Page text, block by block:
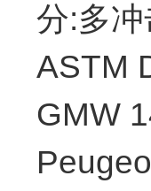
分:多
ASTM
GMW